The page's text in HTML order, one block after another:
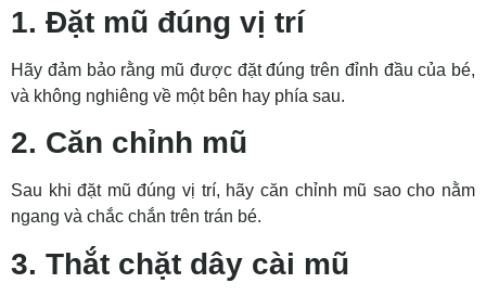
1. Đặt mũ đúng vị trí
Hãy đảm bảo rằng mũ được đặt đúng trên đỉnh đầu của bé,
và không nghiêng về một bên hay phía sau.
2. Căn chỉnh mũ
Sau khi đặt mũ đúng vị trí, hãy căn chỉnh mũ sao cho nằm
ngang và chắc chắn trên trán bé.
3. Thắt chặt dây cài mũ